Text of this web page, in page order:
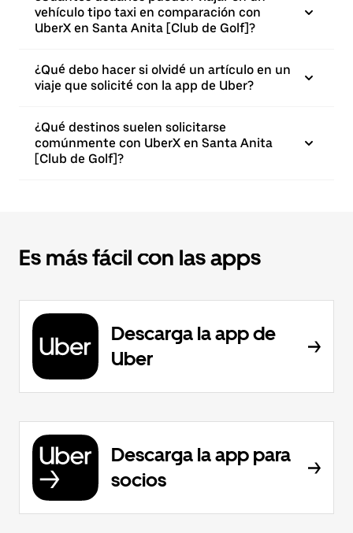
vehículo tipo taxi en comparación con
UberX en Santa Anita [Club de Golf]?
¿Qué debo hacer si olvidé un artículo en un
viaje que solicité con la app de Uber?
¿Qué destinos suelen solicitarse
comúnmente con UberX en Santa Anita
[Club de Golf]?
Es más fácil con las apps
Descarga la app de
Uber
Descarga la app para
socios